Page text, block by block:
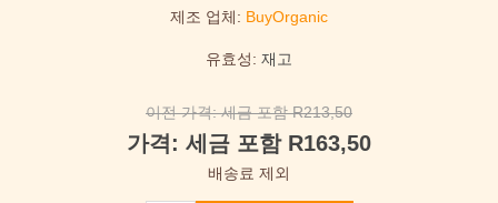
제조 업체: BuyOrganic
유효성: 재고
이전 가격: 세금 포함 R213,50
가격: 세금 포함 R163,50
배송료 제외